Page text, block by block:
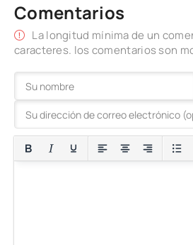
Comentarios
La longitud mínima de un
caracteres. los comentarios son